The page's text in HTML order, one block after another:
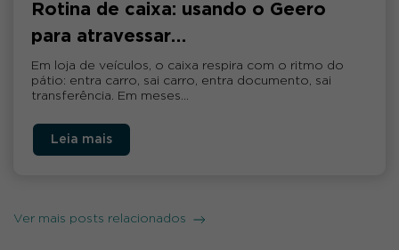
Rotina de caixa: usando o Geero
para atravessar…
Em loja de veículos, o caixa respira com o ritmo do
pátio: entra carro, sai carro, entra documento, sai
transferência. Em meses…
Leia mais
Ver mais posts relacionados